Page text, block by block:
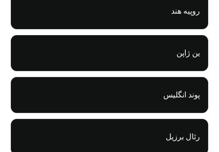
روپیه هند
ین ژاپن
پوند انگلیس
رئال برزیل